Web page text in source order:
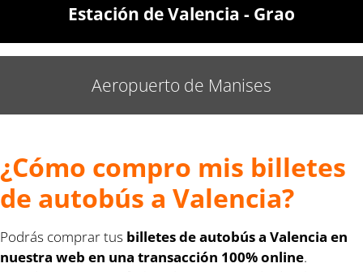
Estación de Valencia - Grao
Aeropuerto de Manises
¿Cómo compro mis billetes
de autobús a Valencia?
Podrás comprar tus billetes de autobús a Valencia en
nuestra web en una transacción 100% online.